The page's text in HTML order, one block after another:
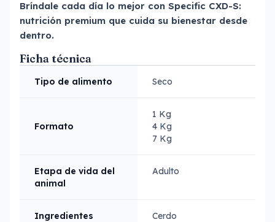
Bríndale cada día lo mejor con Specific CXD-S:
nutrición premium que cuida su bienestar desde
dentro.
Ficha técnica
Tipo de alimento Seco
Formato
1 Kg
4 Kg
7 Kg
Etapa de vida del
animal
Adulto
Ingredientes
Cerdo